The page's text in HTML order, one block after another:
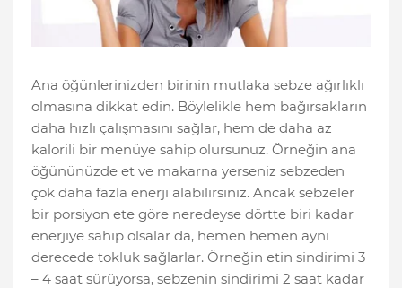
Ana öğünlerinizden birinin mutlaka sebze ağırlıklı
olmasına dikkat edin. Böylelikle hem bağırsakların
daha hızlı çalışmasını sağlar, hem de daha az
kalorili bir menüye sahip olursunuz. Örneğin ana
öğününüzde et ve makarna yerseniz sebzeden
çok daha fazla enerji alabilirsiniz. Ancak sebzeler
bir porsiyon ete göre neredeyse dörtte biri kadar
enerjiye sahip olsalar da, hemen hemen aynı
derecede tokluk sağlarlar. Örneğin etin sindirimi 3
– 4 saat sürüyorsa, sebzenin sindirimi 2 saat kadar